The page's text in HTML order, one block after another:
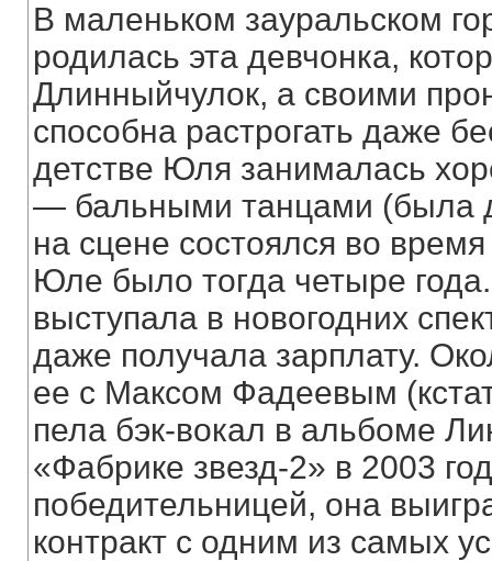
В маленьком зауральском
родилась эта девчонка,
Длинныйчулок, а своими
способна растрогать даже
детстве Юля занималась
— бальными танцами (была
на сцене состоялся во
Юле было тогда четыре
выступала в новогодних
даже получала зарплату.
ее с Максом Фадеевым
пела бэк-вокал в альбоме
«Фабрике звезд-2» в 2003
победительницей, она
контракт с одним из самых